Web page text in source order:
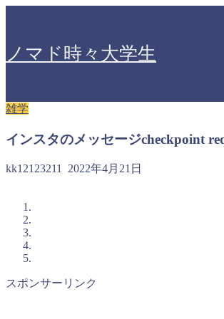
ノマド時々大学生
雑学
インスタのメッセージcheckpoint
kk12123211 2022年4月21日
スポンサーリンク